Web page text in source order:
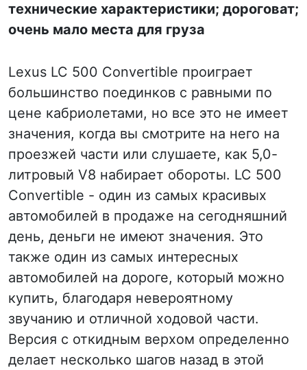
технические характеристики; дороговат;
очень мало места для груза
Lexus LC 500 Convertible проиграет
большинство поединков с равными по
цене кабриолетами, но все это не имеет
значения, когда вы смотрите на него на
проезжей части или слушаете, как 5,0-
литровый V8 набирает обороты. LC 500
Convertible - один из самых красивых
автомобилей в продаже на сегодняшний
день, деньги не имеют значения. Это
также один из самых интересных
автомобилей на дороге, который можно
купить, благодаря невероятному
звучанию и отличной ходовой части.
Версия с откидным верхом определенно
делает несколько шагов назад в этой